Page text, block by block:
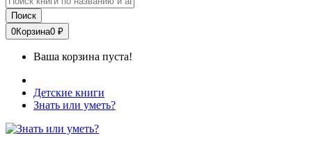
Поиск
0Корзина0 ₽
Ваша корзина пуста!
Детские книги
Знать или уметь?